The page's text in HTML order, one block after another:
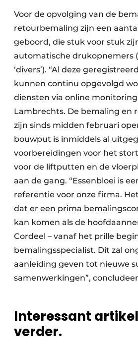
Voor de opvolging van de
retourbemaling zijn een
geboord, die stuk voor stuk
automatische drukopnemers
‘divers’). “Al deze
kunnen continu opgevolgd
diensten via online
Lambrechts. De bemaling en
zijn sinds midden februari
bouwput is inmiddels al
voorbereidingen voor het
voor de liftputten en de
aan de gang. “Essenbloei is
referentie voor onze firma.
dat er een prima
kan komen als de
Cordeel – vanaf het prille
bemalingsspecialist. Dit zal
aanleiding geven tot nieuwe
samenwerkingen”,
Interessant
verder.